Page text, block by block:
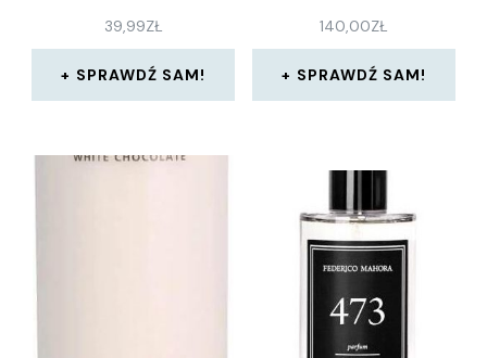
39,99ZŁ
SPRAWDŹ SAM!
140,00ZŁ
SPRAWDŹ SAM!